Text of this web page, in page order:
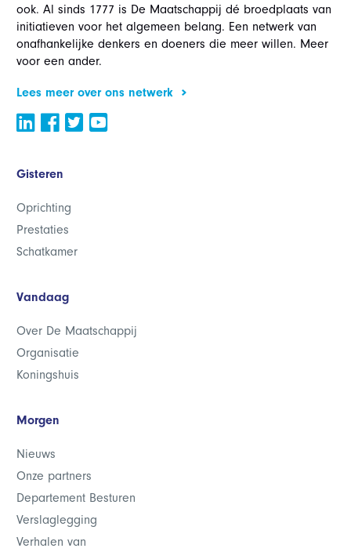
ook. Al sinds 1777 is De Maatschappij dé broedplaats van
initiatieven voor het algemeen belang. Een netwerk van
onafhankelijke denkers en doeners die meer willen. Meer
voor een ander.
Lees meer over ons netwerk
Gisteren
Oprichting
Prestaties
Schatkamer
Vandaag
Over De Maatschappij
Organisatie
Koningshuis
Morgen
Nieuws
Onze partners
Departement Besturen
Verslaglegging
Verhalen van